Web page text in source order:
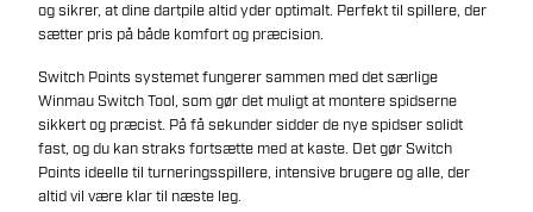
og sikrer, at dine dartpile altid yder optimalt. Perfekt til spillere, der
sætter pris på både komfort og præcision.
Switch Points systemet fungerer sammen med det særlige
Winmau Switch Tool, som gør det muligt at montere spidserne
sikkert og præcist. På få sekunder sidder de nye spidser solidt
fast, og du kan straks fortsætte med at kaste. Det gør Switch
Points ideelle til turneringsspillere, intensive brugere og alle, der
altid vil være klar til næste leg.